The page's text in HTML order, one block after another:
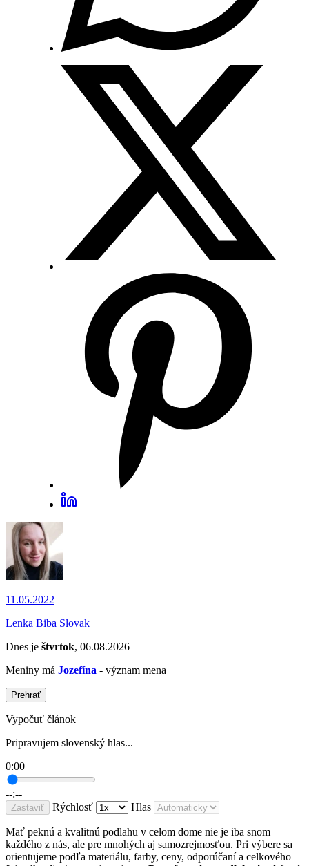
11.05.2022
Lenka Biba Slovak
Dnes je štvrtok, 06.08.2026
Meniny má Jozefína - význam mena
Prehrať
Vypočuť článok
Pripravujem slovenský hlas...
0:00
--:--
Zastaviť Rýchlosť Hlas
Mať peknú a kvalitnú podlahu v celom dome nie je iba snom
každého z nás, ale pre mnohých aj samozrejmosťou. Pri výbere sa
orientujeme podľa materiálu, farby, ceny, odporúčaní a celkového